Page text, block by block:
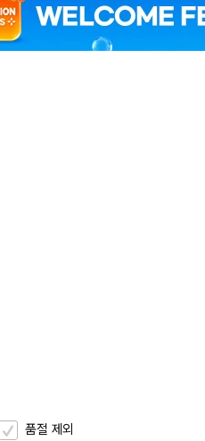
품절 제외